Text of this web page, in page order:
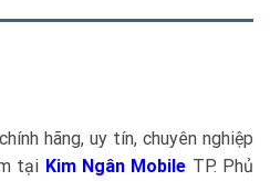
chính hãng, uy tín, chuyên nghiệp
tại Kim Ngân Mobile TP. Phủ